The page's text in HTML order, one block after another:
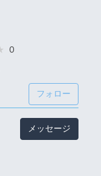
0
フォロー
メッセージ